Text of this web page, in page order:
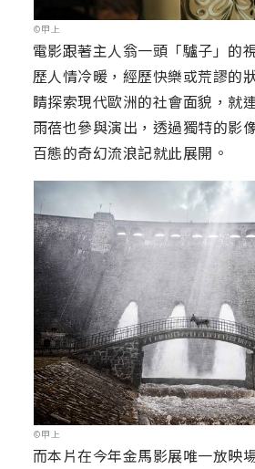
©甲上
電影跟著主人翁一頭「驢子」的
歷人情冷暖，經歷快樂或荒謬的
睛探索現代歐洲的社會面貌，就
雨蓓也參與演出，透過獨特的影
百態的奇幻流浪記就此展開。
©甲上
而本片在今年金馬影展唯一放映